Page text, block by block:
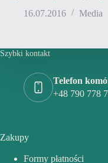
16.07.2016
Media
Szybki kontakt
Telefon
+48 790 778
Zakupy
Formy płatności